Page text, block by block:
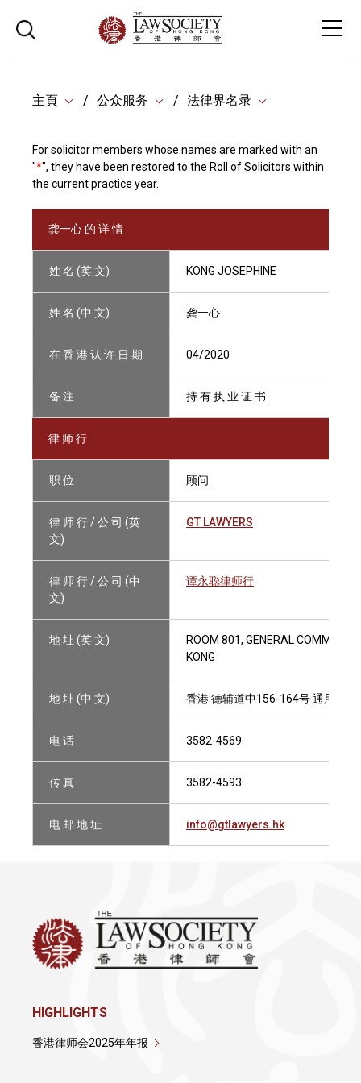
主頁 公众服务 法律界名录
For solicitor members whose names are marked with an
"*", they have been restored to the Roll of Solicitors within
the current practice year.
龚一心 的 详 情
姓 名 (英 文) KONG JOSEPHINE
姓 名 (中 文) 龚一心
在 香 港 认 许 日 期 04/2020
备 注 持 有 执 业 证 书
律 师 行
职 位 顾问
律 师 行 / 公 司 (英
文)
GT LAWYERS
律 师 行 / 公 司 (中
文)
谭永聪律师行
地 址 (英 文)
ROOM 801, GENERAL
KONG
地 址 (中 文) 香港 德辅道中156-164号 通用商
电 话 3582-4569
传 真 3582-4593
电 邮 地 址 info@gtlawyers.hk
HIGHLIGHTS
香港律师会2025年年报